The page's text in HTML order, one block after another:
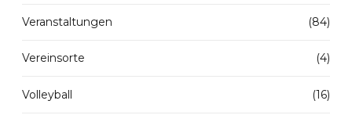
Veranstaltungen (84)
Vereinsorte (4)
Volleyball (16)